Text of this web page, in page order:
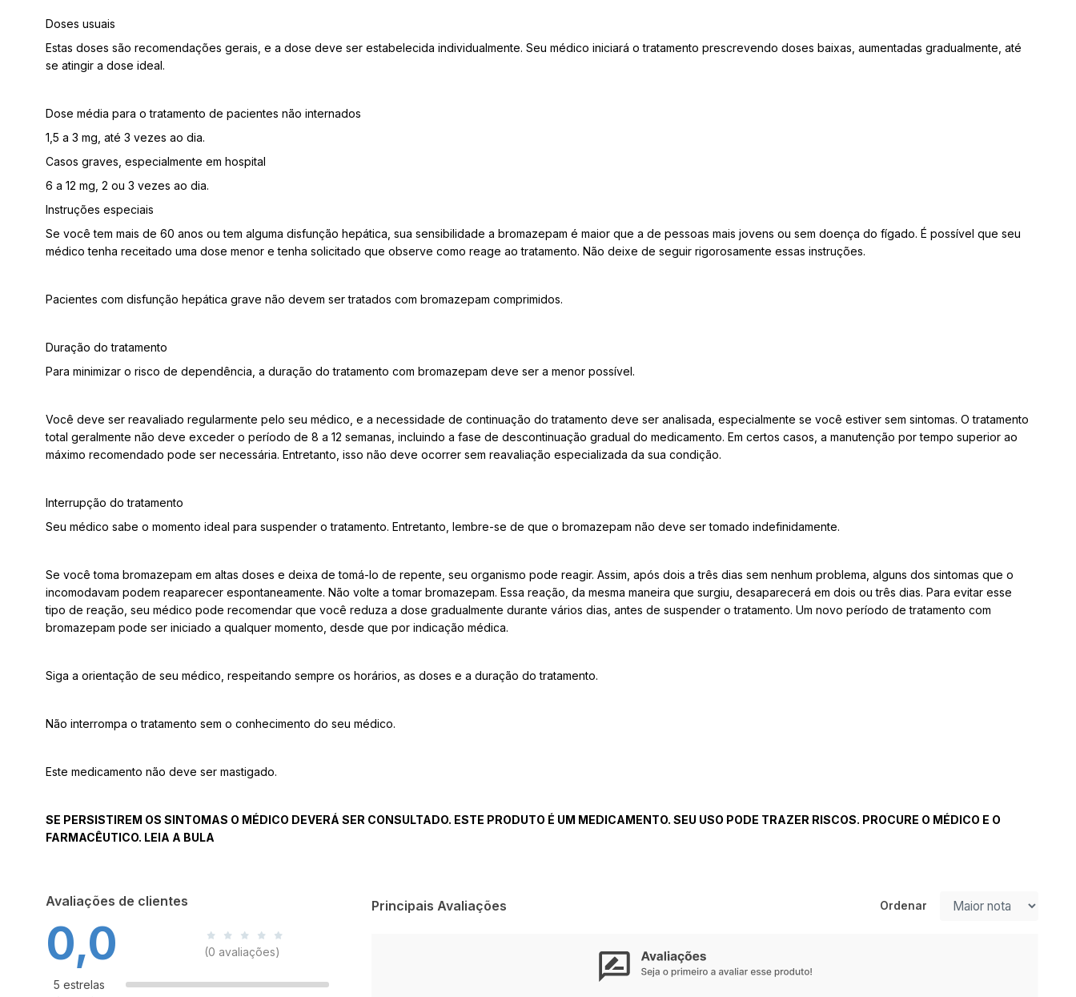
Doses usuais
Estas doses são recomendações gerais, e a dose deve ser estabelecida individualmente. Seu médico iniciará o tratamento prescrevendo doses baixas, aumentadas gradualmente, até
se atingir a dose ideal.
Dose média para o tratamento de pacientes não internados
1,5 a 3 mg, até 3 vezes ao dia.
Casos graves, especialmente em hospital
6 a 12 mg, 2 ou 3 vezes ao dia.
Instruções especiais
Se você tem mais de 60 anos ou tem alguma disfunção hepática, sua sensibilidade a bromazepam é maior que a de pessoas mais jovens ou sem doença do fígado. É possível que seu
médico tenha receitado uma dose menor e tenha solicitado que observe como reage ao tratamento. Não deixe de seguir rigorosamente essas instruções.
Pacientes com disfunção hepática grave não devem ser tratados com bromazepam comprimidos.
Duração do tratamento
Para minimizar o risco de dependência, a duração do tratamento com bromazepam deve ser a menor possível.
Você deve ser reavaliado regularmente pelo seu médico, e a necessidade de continuação do tratamento deve ser analisada, especialmente se você estiver sem sintomas. O tratamento
total geralmente não deve exceder o período de 8 a 12 semanas, incluindo a fase de descontinuação gradual do medicamento. Em certos casos, a manutenção por tempo superior ao
máximo recomendado pode ser necessária. Entretanto, isso não deve ocorrer sem reavaliação especializada da sua condição.
Interrupção do tratamento
Seu médico sabe o momento ideal para suspender o tratamento. Entretanto, lembre-se de que o bromazepam não deve ser tomado indefinidamente.
Se você toma bromazepam em altas doses e deixa de tomá-lo de repente, seu organismo pode reagir. Assim, após dois a três dias sem nenhum problema, alguns dos sintomas que o
incomodavam podem reaparecer espontaneamente. Não volte a tomar bromazepam. Essa reação, da mesma maneira que surgiu, desaparecerá em dois ou três dias. Para evitar esse
tipo de reação, seu médico pode recomendar que você reduza a dose gradualmente durante vários dias, antes de suspender o tratamento. Um novo período de tratamento com
bromazepam pode ser iniciado a qualquer momento, desde que por indicação médica.
Siga a orientação de seu médico, respeitando sempre os horários, as doses e a duração do tratamento.
Não interrompa o tratamento sem o conhecimento do seu médico.
Este medicamento não deve ser mastigado.
SE PERSISTIREM OS SINTOMAS O MÉDICO DEVERÁ SER CONSULTADO. ESTE PRODUTO É UM MEDICAMENTO. SEU USO PODE TRAZER RISCOS. PROCURE O MÉDICO E O
FARMACÊUTICO. LEIA A BULA
Avaliações de clientes
0,0 (0 avaliações)
5 estrelas
Principais Avaliações Ordenar